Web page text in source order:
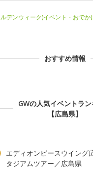
デンウィーク)イベント・おでか
おすすめ情報
GWの人気イベントラ
【広島県】
エディオンピースウイング
タジアムツアー／広島県